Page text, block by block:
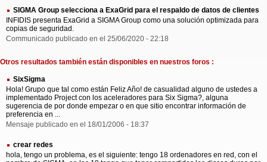
SIGMA Group selecciona a ExaGrid para el respaldo de datos de clientes
INFIDIS presenta ExaGrid a SIGMA Group como una solución optimizada para
copias de seguridad.
Communicado publicado en el 25/06/2020 - 22:18
Otros resultados también están disponibles en nuestros foros :
SixSigma
Hola! Grupo que tal como están Feliz Año! de casualidad alguno de ustedes a
implementado Project con los aceleradores para Six Sigma?, alguna
sugerencia de por donde empezar o en que sitio encontrar información de
preferencia en ...
Mensaje publicado en el 18/01/2006 - 18:37
crear redes
hola, tengo un problema, es el siguiente: tengo 18 ordenadores en red, con el